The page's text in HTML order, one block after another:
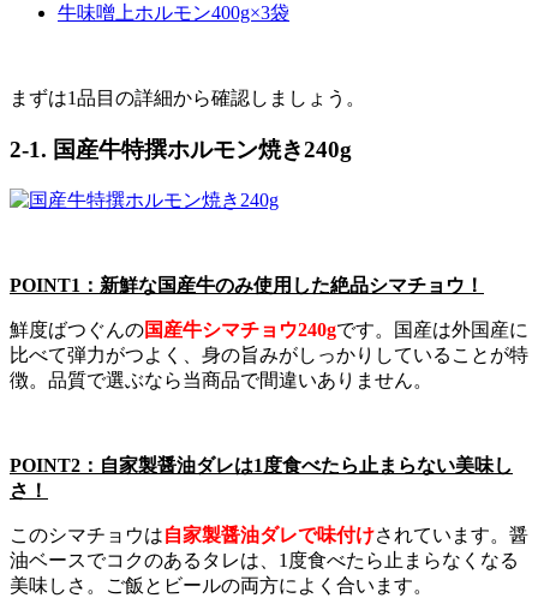
牛味噌上ホルモン400g×3袋
まずは1品目の詳細から確認しましょう。
2-1. 国産牛特撰ホルモン焼き240g
POINT1：新鮮な国産牛のみ使用した絶品シマチョウ！
鮮度ばつぐんの国産牛シマチョウ240gです。国産は外国産に
比べて弾力がつよく、身の旨みがしっかりしていることが特
徴。品質で選ぶなら当商品で間違いありません。
POINT2：自家製醤油ダレは1度食べたら止まらない美味し
さ！
このシマチョウは自家製醤油ダレで味付けされています。醤
油ベースでコクのあるタレは、1度食べたら止まらなくなる
美味しさ。ご飯とビールの両方によく合います。